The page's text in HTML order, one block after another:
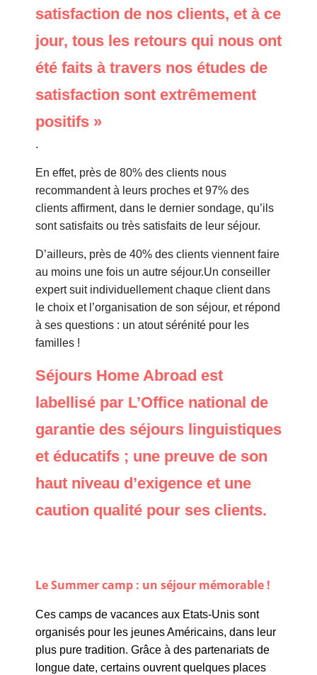
satisfaction de nos clients, et à ce
jour, tous les retours qui nous ont
été faits à travers nos études de
satisfaction sont extrêmement
positifs »
.
En effet, près de 80% des clients nous
recommandent à leurs proches et 97% des
clients affirment, dans le dernier sondage, qu’ils
sont satisfaits ou très satisfaits de leur séjour.
D’ailleurs, près de 40% des clients viennent faire
au moins une fois un autre séjour.Un conseiller
expert suit individuellement chaque client dans
le choix et l’organisation de son séjour, et répond
à ses questions : un atout sérénité pour les
familles !
Séjours Home Abroad est
labellisé par L’Office national de
garantie des séjours linguistiques
et éducatifs ; une preuve de son
haut niveau d’exigence et une
caution qualité pour ses clients.
Le Summer camp : un séjour mémorable !
Ces camps de vacances aux Etats-Unis sont
organisés pour les jeunes Américains, dans leur
plus pure tradition. Grâce à des partenariats de
longue date, certains ouvrent quelques places